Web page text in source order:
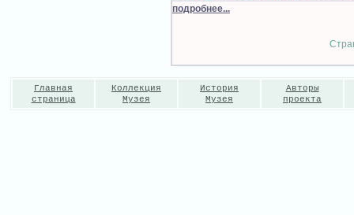
подробнее...
Главная
страница
Коллекция
Музея
История
Музея
Авторы
проекта